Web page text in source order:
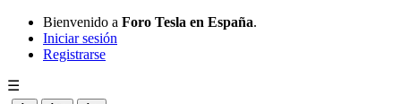
Bienvenido a Foro Tesla en España.
Iniciar sesión
Registrarse
☰